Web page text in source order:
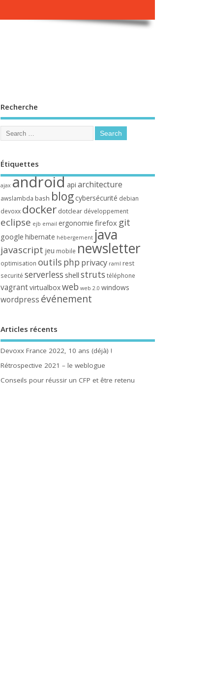
Recherche
Étiquettes
ajax androidapi architecture
awslambda bash blog cybersécurité debian
devoxx docker dotclear développement
eclipse ejb email ergonomie firefox git
google hibernate hébergement java
javascript jeu mobile newsletter
optimisation outils php privacy raml rest
securité serverless shell struts téléphone
vagrantvirtualboxweb web 2.0 windows
wordpress événement
Articles récents
Devoxx France 2022, 10 ans (déjà) !
Rétrospective 2021 – le weblogue
Conseils pour réussir un CFP et être retenu